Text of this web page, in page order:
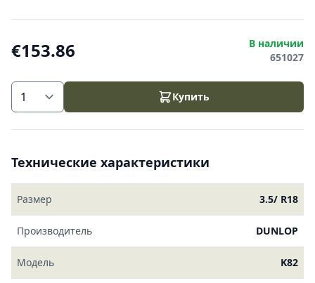
€153.86
В наличии
651027
Купить
Технические характеристики
Размер 3.5/ R18
Производитель DUNLOP
Модель K82